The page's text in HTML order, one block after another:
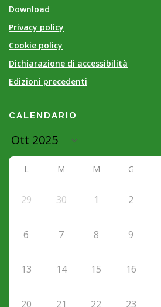
Download
Privacy policy
Cookie policy
Dichiarazione di accessibilità
Edizioni precedenti
CALENDARIO
L M M G
29 30 1 2
6 7 8 9
13 14 15 16
20 21 22 23